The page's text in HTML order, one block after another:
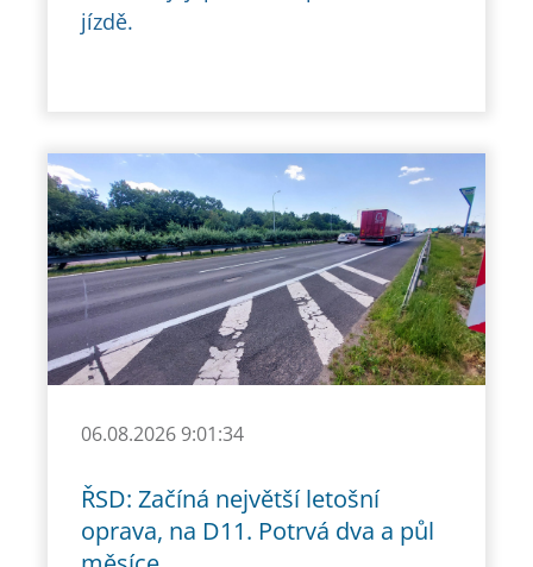
jízdě.
06.08.2026 9:01:34
ŘSD: Začíná největší letošní
oprava, na D11. Potrvá dva a půl